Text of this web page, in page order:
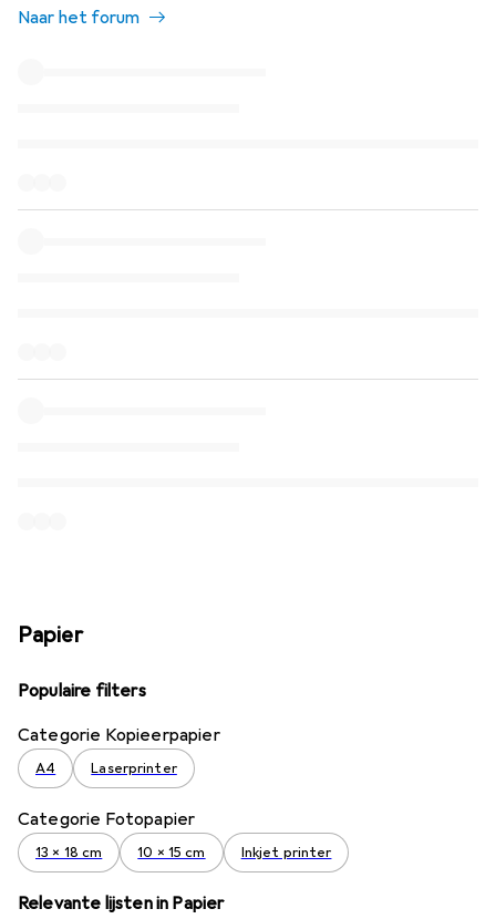
Naar het forum
Papier
Populaire filters
Categorie Kopieerpapier
A4 Laserprinter
Categorie Fotopapier
13 x 18 cm 10 x 15 cm Inkjet printer
Relevante lijsten in Papier